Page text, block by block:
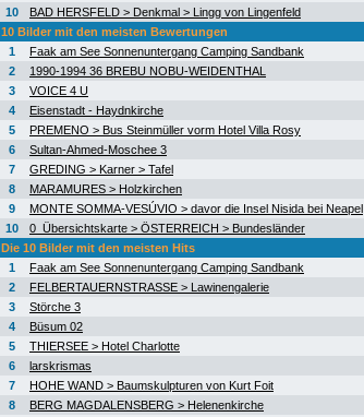
10
BAD HERSFELD > Denkmal > Lingg von Lingenfeld
10 Bilder mit den meisten Bewertungen
1
Faak am See Sonnenuntergang Camping Sandbank
2
1990-1994 36 BREBU NOBU-WEIDENTHAL
3
VOICE 4 U
4
Eisenstadt - Haydnkirche
5
PREMENO > Bus Steinmüller vorm Hotel Villa Rosy
6
Sultan-Ahmed-Moschee 3
7
GREDING > Karner > Tafel
8
MARAMURES > Holzkirchen
9
MONTE SOMMA-VESÚVIO > davor die Insel Nisida bei Neapel
10
0_Übersichtskarte > ÖSTERREICH > Bundesländer
Die 10 Bilder mit den meisten Hits
1
Faak am See Sonnenuntergang Camping Sandbank
2
FELBERTAUERNSTRASSE > Lawinengalerie
3
Störche 3
4
Büsum 02
5
THIERSEE > Hotel Charlotte
6
larskrismas
7
HOHE WAND > Baumskulpturen von Kurt Foit
8
BERG MAGDALENSBERG > Helenenkirche